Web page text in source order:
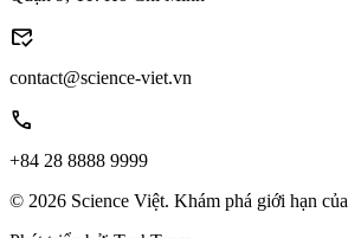
mark_email_read
contact@science-viet.vn
call
+84 28 8888 9999
© 2026 Science Việt. Khám phá giới hạn